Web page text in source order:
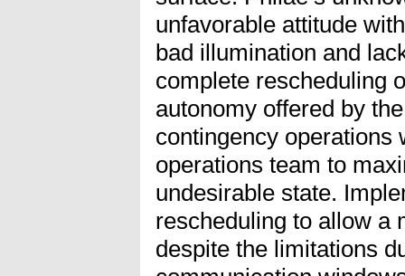
unfavorable attitude
bad illumination and
complete rescheduling
autonomy offered by
contingency operations
operations team to
undesirable state.
rescheduling to allow a
despite the limitations